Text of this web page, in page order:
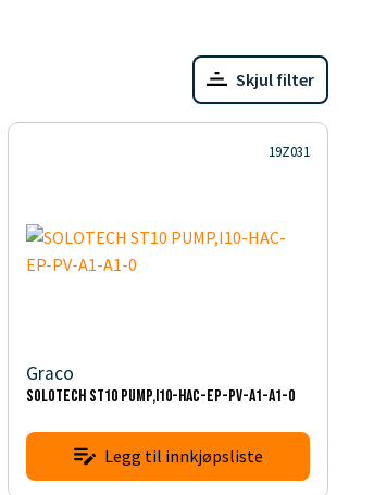
Skjul filter
19Z031
Graco
SOLOTECH ST10 PUMP,I10-HAC-EP-PV-A1-A1-0
Legg til innkjøpsliste